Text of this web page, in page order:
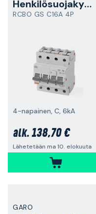
Henkilösuojakytkin
RCBO GS C16A 4P
4-napainen, C, 6kA
alk. 138,70 €
Lähetetään ma 10. elokuuta
GARO